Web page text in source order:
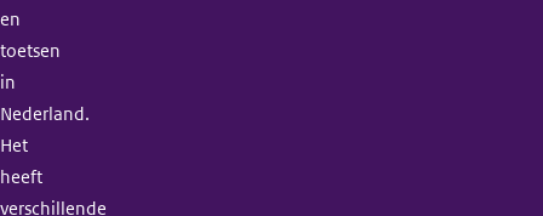
en
toetsen
in
Nederland.
Het
heeft
verschillende